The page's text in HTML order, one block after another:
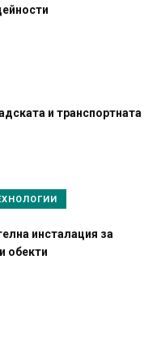
и транспортната
инсталация за
обекти